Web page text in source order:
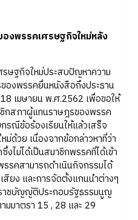
องพรรคเศรษฐกิจใหม่หลัง
ฐกิจใหม่ประสบปัญหาความ
องพรรคยื่นหนังสือถึงประธาน
เมษายน พ.ศ.2562 เพื่อขอให้
กสภาผู้แทนราษฎรของพรรค
รณีข้อร้องเรียนให้แล้วเสร็จ
ด้วย เนื่องจากข้อกล่าวหาที่ว่า
ไม่ได้เป็นสมาชิกพรรคที่ได้เข้า
รคสามารถดำเนินกิจกรรมได้
สียง และการจัดตั้งแกนนำต่างๆ
าชบัญญัติประกอบรัฐธรรมนูญ
มาตรา 15 , 28 และ 29